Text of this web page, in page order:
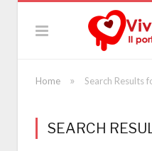
Home » Search Results
SEARCH